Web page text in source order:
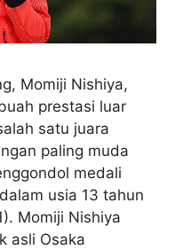
Momiji Nishiya,
prestasi luar
satu juara
paling muda
medali
usia 13 tahun
Momiji Nishiya
asli Osaka